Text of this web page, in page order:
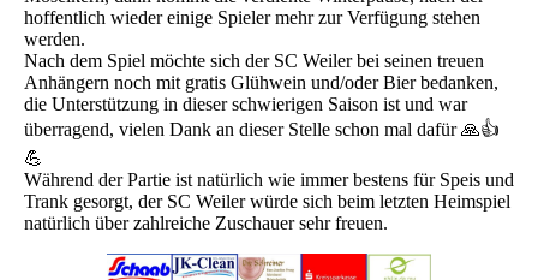
hoffentlich wieder einige Spieler mehr zur Verfügung stehen
werden.
Nach dem Spiel möchte sich der SC Weiler bei seinen treuen
Anhängern noch mit gratis Glühwein und/oder Bier bedanken,
die Unterstützung in dieser schwierigen Saison ist und war
überragend, vielen Dank an dieser Stelle schon mal dafür 🙏👍
💪
Während der Partie ist natürlich wie immer bestens für Speis und
Trank gesorgt, der SC Weiler würde sich beim letzten Heimspiel
natürlich über zahlreiche Zuschauer sehr freuen.